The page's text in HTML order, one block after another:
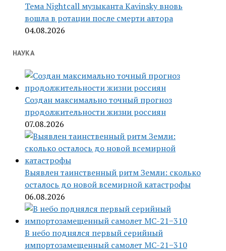
Тема Nightcall музыканта Kavinsky вновь
вошла в ротации после смерти автора
04.08.2026
НАУКА
Создан максимально точный прогноз
продолжительности жизни россиян
07.08.2026
Выявлен таинственный ритм Земли: сколько
осталось до новой всемирной катастрофы
06.08.2026
В небо поднялся первый серийный
импортозамещенный самолет МС-21−310